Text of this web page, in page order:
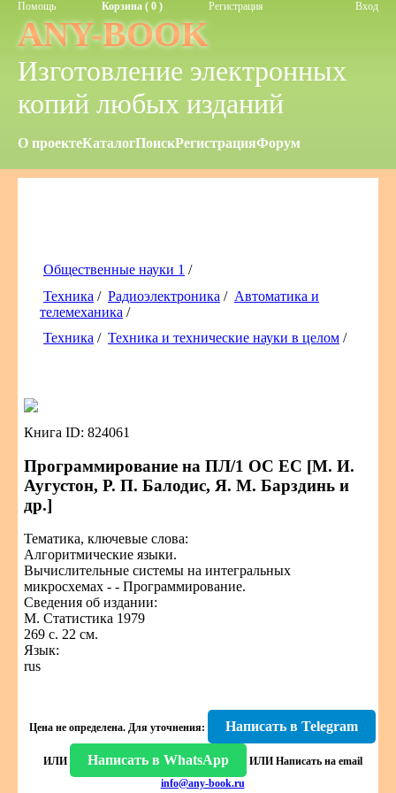
Помощь Корзина ( 0 ) Регистрация Вход
ANY-BOOK
Изготовление электронных
копий любых изданий
О проектеКаталогПоискРегистрацияФорум
Общественные науки 1 /
Техника / Радиоэлектроника / Автоматика и
телемеханика /
Техника / Техника и технические науки в целом /
Книга ID: 824061
Программирование на ПЛ/1 ОС ЕС [М. И.
Аугустон, Р. П. Балодис, Я. М. Барздинь и
др.]
Тематика, ключевые слова:
Алгоритмические языки.
Вычислительные системы на интегральных
микросхемах - - Программирование.
Сведения об издании:
М. Статистика 1979
269 с. 22 см.
Язык:
rus
Цена не определена. Для уточнения: Написать в Telegram
ИЛИ Написать в WhatsApp ИЛИ Написать на email
info@any-book.ru